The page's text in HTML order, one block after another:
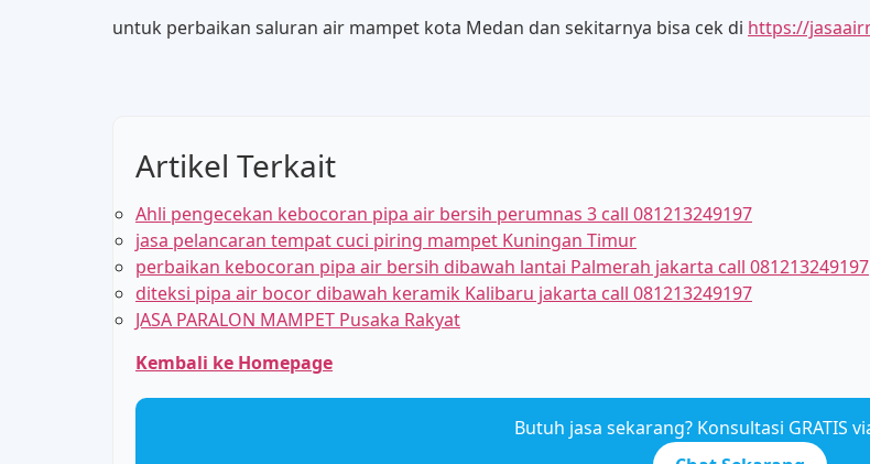
untuk perbaikan saluran air mampet kota Medan dan sekitarnya bisa cek di https://
Artikel Terkait
Ahli pengecekan kebocoran pipa air bersih perumnas 3 call 081213249197
jasa pelancaran tempat cuci piring mampet Kuningan Timur
perbaikan kebocoran pipa air bersih dibawah lantai Palmerah jakarta call 081213249197
diteksi pipa air bocor dibawah keramik Kalibaru jakarta call 081213249197
JASA PARALON MAMPET Pusaka Rakyat
Kembali ke Homepage
Butuh jasa sekarang? Konsultasi GRATIS